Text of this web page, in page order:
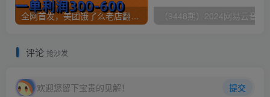
全网首发，美团饿了么老店翻新最新技术，一单利润300-600
评论 抢沙发
欢迎您留下宝贵的见解！ 提交